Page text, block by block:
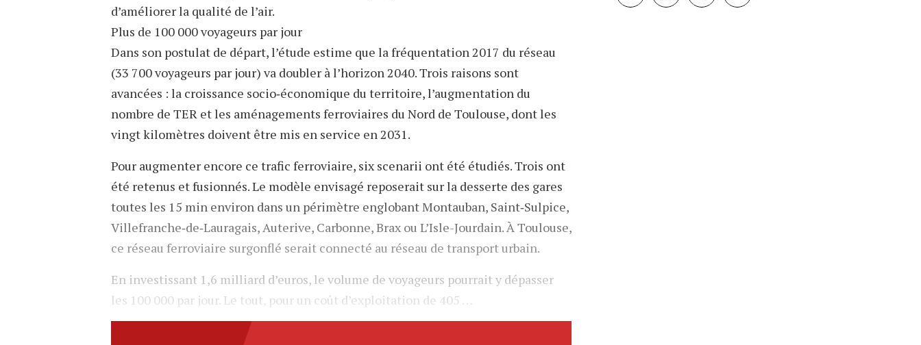
d’améliorer la qualité de l’air.
Plus de 100 000 voyageurs par jour
Dans son postulat de départ, l’étude estime que la fréquentation 2017 du réseau
(33 700 voyageurs par jour) va doubler à l’horizon 2040. Trois raisons sont
avancées : la croissance socio‐économique du territoire, l’augmentation du
nombre de TER et les aménagements ferroviaires du Nord de Toulouse, dont les
vingt kilomètres doivent être mis en service en 2031.
Pour augmenter encore ce trafic ferroviaire, six scenarii ont été étudiés. Trois ont
été retenus et fusionnés. Le modèle envisagé reposerait sur la desserte des gares
toutes les 15 min environ dans un périmètre englobant Montauban, Saint‐Sulpice,
Villefranche‐de‐Lauragais, Auterive, Carbonne, Brax ou L’Isle-Jourdain. À Toulouse,
ce réseau ferroviaire surgonflé serait connecté au réseau de transport urbain.
En investissant 1,6 milliard d’euros, le volume de voyageurs pourrait y dépasser
les 100 000 par jour. Le tout, pour un coût d’exploitation de 405 …